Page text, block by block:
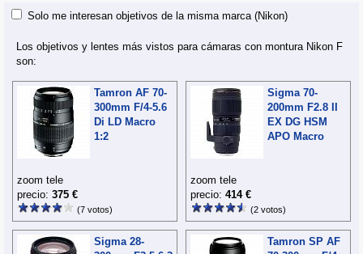
Solo me interesan objetivos de la misma marca (Nikon)
Los objetivos y lentes más vistos para cámaras con montura Nikon F
son:
Tamron AF 70-
300mm F/4-5.6
Di LD Macro
1:2
zoom tele
precio: 375 €
(7 votos)
Sigma 70-
200mm F2.8 II
EX DG HSM
APO Macro
zoom tele
precio: 414 €
(2 votos)
Sigma 28-
Tamron SP AF